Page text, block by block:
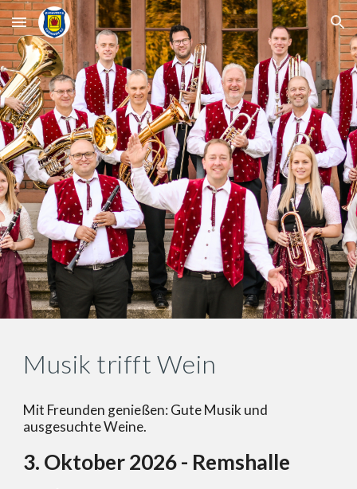
Skip to main content Skip to navigation
Musik trifft Wein
Mit Freunden genießen: Gute Musik und
ausgesuchte Weine.
3. Oktober 2026- Remshalle